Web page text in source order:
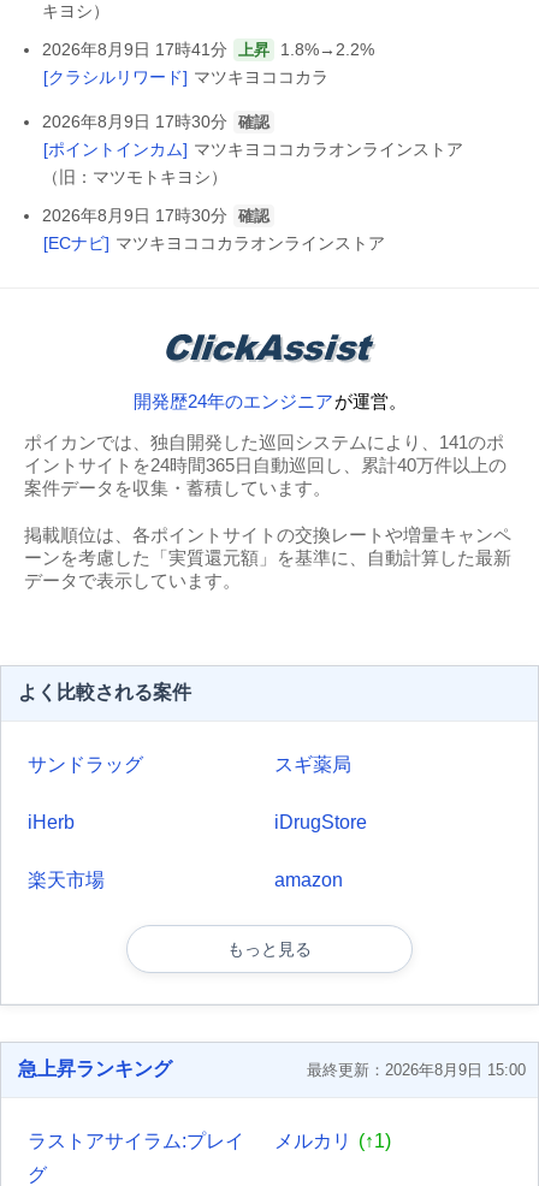
キヨシ）
2026年8月9日 17時41分
上昇
1.8%→2.2%
[クラシルリワード] マツキヨココカラ
2026年8月9日 17時30分 確認
[ポイントインカム] マツキヨココカラオンラインストア
（旧：マツモトキヨシ）
2026年8月9日 17時30分
確認
[ECナビ] マツキヨココカラオンラインストア
開発歴24年のエンジニアが運営。
ポイカンでは、独自開発した巡回システムにより、141のポ
イントサイトを24時間365日自動巡回し、累計40万件以上の
案件データを収集・蓄積しています。
掲載順位は、各ポイントサイトの交換レートや増量キャンペ
ーンを考慮した「実質還元額」を基準に、自動計算した最新
データで表示しています。
よく比較される案件
サンドラッグ スギ薬局
iHerb iDrugStore
楽天市場 amazon
もっと見る
急上昇ランキング 最終更新：2026年8月9日 15:00
ラストアサイラム:プレイ
グ
メルカリ (↑1)